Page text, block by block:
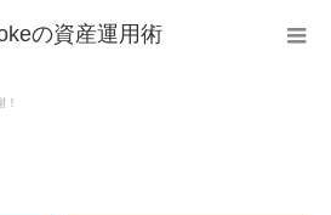
の資産運用術
！